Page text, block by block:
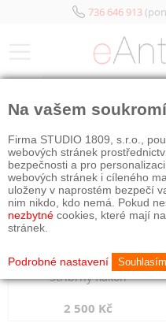
736 646 913
Stříbrný flakon
2 500 Kč
Na vašem
Firma STUDIO 1809, s.r.o.,
webových stránek
bezpečnosti a pro
webových stránek i cíleného
uloženy v naprostém bezpečí
nim nikdo, kdo nemá. Pokud
nezbytné cookies, které mají
stránek.
Podrobné nastavení Souhlasím